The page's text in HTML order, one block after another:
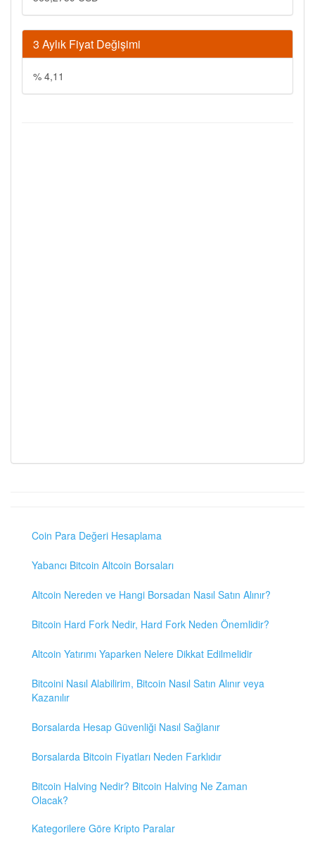
3 Aylık Fiyat Değişimi
% 4,11
Coin Para Değeri Hesaplama
Yabancı Bitcoin Altcoin Borsaları
Altcoin Nereden ve Hangi Borsadan Nasıl Satın Alınır?
Bitcoin Hard Fork Nedir, Hard Fork Neden Önemlidir?
Altcoin Yatırımı Yaparken Nelere Dikkat Edilmelidir
Bitcoini Nasıl Alabilirim, Bitcoin Nasıl Satın Alınır veya
Kazanılır
Borsalarda Hesap Güvenliği Nasıl Sağlanır
Borsalarda Bitcoin Fiyatları Neden Farklıdır
Bitcoin Halving Nedir? Bitcoin Halving Ne Zaman
Olacak?
Kategorilere Göre Kripto Paralar